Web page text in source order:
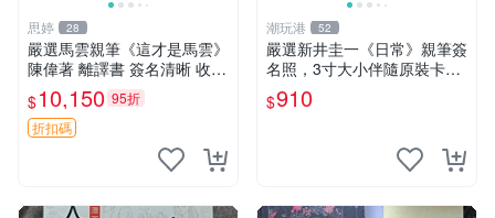
思婷 28
嚴選馬雲親筆《這才是馬雲》
陳偉著 離譯書 簽名清晰 收藏
推薦 離譯書 簽名本 陳偉著作
$10,150 95折
折扣碼
潮玩港 52
嚴選新井圭一《日常》親筆簽
名照，3寸大小伴隨原裝卡
磚，適合收藏 日常生活、藝
術品、 SignedPhoto
$910